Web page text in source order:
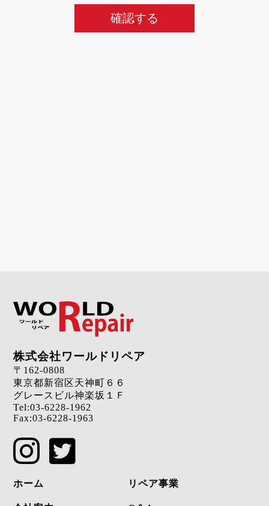
株式会社ワールドリペア
〒162-0808
東京都新宿区天神町６６
グレースビル神楽坂１Ｆ
Tel:03-6228-1962
Fax:03-6228-1963
ホーム リペア事業